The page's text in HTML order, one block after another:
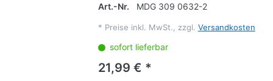
Art.-Nr. MDG 309 0632-2
* Preise inkl. MwSt., zzgl. Versandkosten
sofort lieferbar
21,99 € *